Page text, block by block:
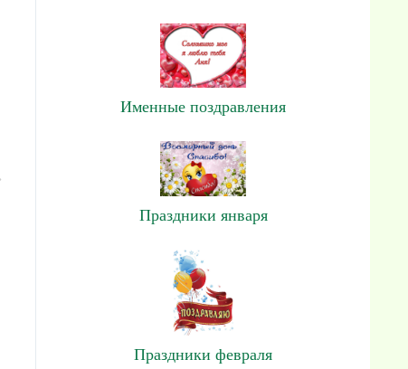
Именные поздравления
Праздники января
Праздники февраля